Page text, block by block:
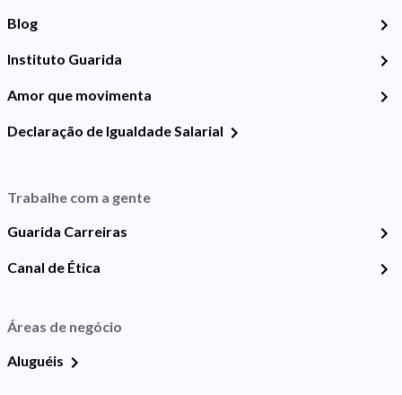
Blog
Instituto Guarida
Amor que movimenta
Declaração de Igualdade Salarial
Trabalhe com a gente
Guarida Carreiras
Canal de Ética
Áreas de negócio
Aluguéis